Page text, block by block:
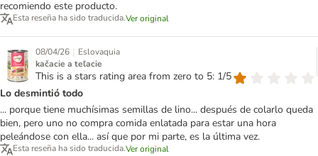
recomiendo este producto.
Esta reseña ha sido traducida.Ver original
08/04/26 | Eslovaquia
kačacie a teľacie
This is a stars rating area from zero to 5: 1/5
Lo desmintió todo
... porque tiene muchísimas semillas de lino... después de colarlo queda
bien, pero uno no compra comida enlatada para estar una hora
peleándose con ella... así que por mi parte, es la última vez.
Esta reseña ha sido traducida.Ver original